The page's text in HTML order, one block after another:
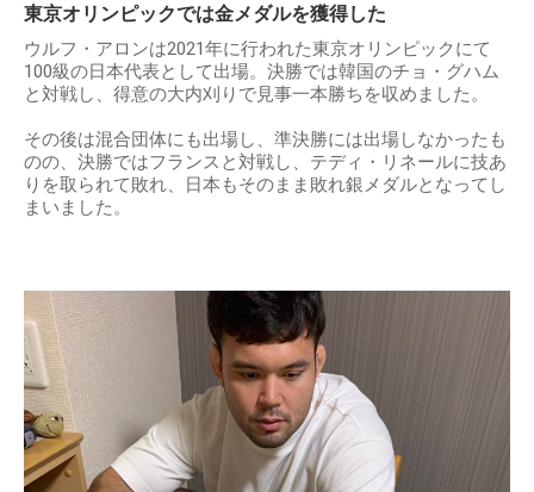
東京オリンピックでは金メダルを獲得した
ウルフ・アロンは2021年に行われた東京オリンピックにて
100級の日本代表として出場。決勝では韓国のチョ・グハム
と対戦し、得意の大内刈りで見事一本勝ちを収めました。
その後は混合団体にも出場し、準決勝には出場しなかったも
のの、決勝ではフランスと対戦し、テディ・リネールに技あ
りを取られて敗れ、日本もそのまま敗れ銀メダルとなってし
まいました。